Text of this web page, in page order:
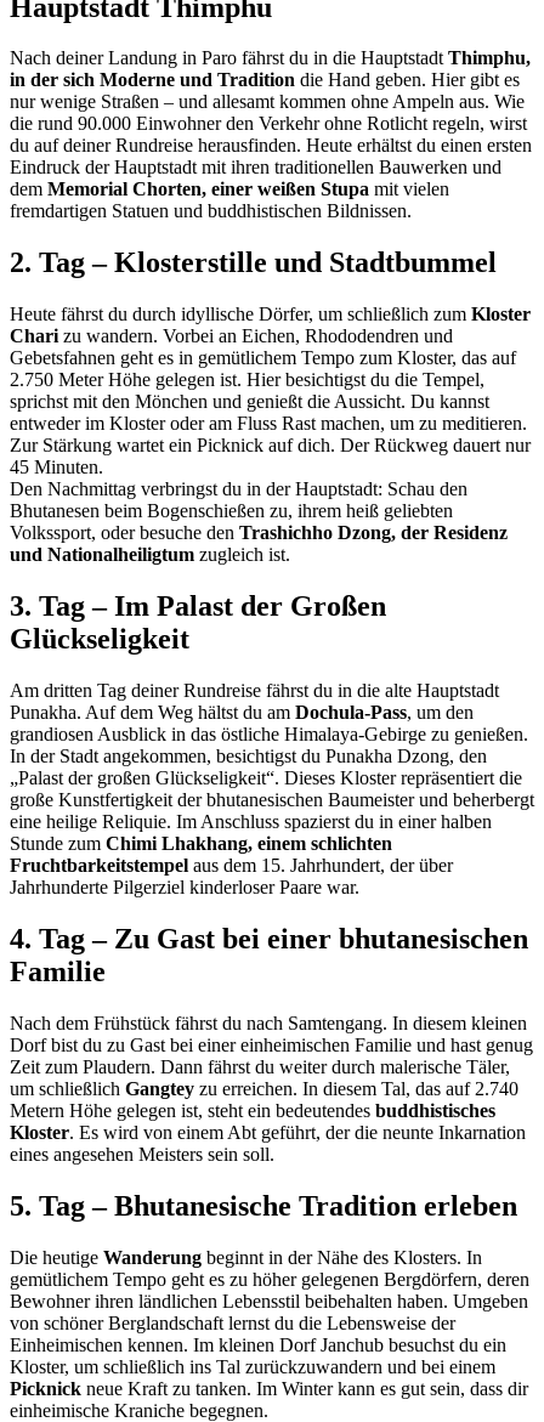
Hauptstadt Thimphu
Nach deiner Landung in Paro fährst du in die HauptstadtThimphu,
in der sich Moderne und Tradition die Hand geben. Hier gibt es
nur wenige Straßen – und allesamt kommen ohne Ampeln aus. Wie
die rund 90.000 Einwohner den Verkehr ohne Rotlicht regeln, wirst
du auf deiner Rundreise herausfinden. Heute erhältst du einen ersten
Eindruck der Hauptstadt mit ihren traditionellen Bauwerken und
dem Memorial Chorten, einer weißen Stupa mit vielen
fremdartigen Statuen und buddhistischen Bildnissen.
2. Tag – Klosterstille und Stadtbummel
Heute fährst du durch idyllische Dörfer, um schließlich zum Kloster
Chari zu wandern. Vorbei an Eichen, Rhododendren und
Gebetsfahnen geht es in gemütlichem Tempo zum Kloster, das auf
2.750 Meter Höhe gelegen ist. Hier besichtigst du die Tempel,
sprichst mit den Mönchen und genießt die Aussicht. Du kannst
entweder im Kloster oder am Fluss Rast machen, um zu meditieren.
Zur Stärkung wartet ein Picknick auf dich. Der Rückweg dauert nur
45 Minuten.
Den Nachmittag verbringst du in der Hauptstadt: Schau den
Bhutanesen beim Bogenschießen zu, ihrem heiß geliebten
Volkssport, oder besuche den Trashichho Dzong, der Residenz
und Nationalheiligtum zugleich ist.
3. Tag – Im Palast der Großen
Glückseligkeit
Am dritten Tag deiner Rundreise fährst du in die alte Hauptstadt
Punakha. Auf dem Weg hältst du am Dochula-Pass, um den
grandiosen Ausblick in das östliche Himalaya-Gebirge zu genießen.
In der Stadt angekommen, besichtigst du Punakha Dzong, den
„Palast der großen Glückseligkeit“. Dieses Kloster repräsentiert die
große Kunstfertigkeit der bhutanesischen Baumeister und beherbergt
eine heilige Reliquie. Im Anschluss spazierst du in einer halben
Stunde zum Chimi Lhakhang, einem schlichten
Fruchtbarkeitstempel aus dem 15. Jahrhundert, der über
Jahrhunderte Pilgerziel kinderloser Paare war.
4. Tag – Zu Gast bei einer bhutanesischen
Familie
Nach dem Frühstück fährst du nach Samtengang. In diesem kleinen
Dorf bist du zu Gast bei einer einheimischen Familie und hast genug
Zeit zum Plaudern. Dann fährst du weiter durch malerische Täler,
um schließlich Gangtey zu erreichen. In diesem Tal, das auf 2.740
Metern Höhe gelegen ist, steht ein bedeutendes buddhistisches
Kloster. Es wird von einem Abt geführt, der die neunte Inkarnation
eines angesehen Meisters sein soll.
5. Tag – Bhutanesische Tradition erleben
Die heutige Wanderung beginnt in der Nähe des Klosters. In
gemütlichem Tempo geht es zu höher gelegenen Bergdörfern, deren
Bewohner ihren ländlichen Lebensstil beibehalten haben. Umgeben
von schöner Berglandschaft lernst du die Lebensweise der
Einheimischen kennen. Im kleinen Dorf Janchub besuchst du ein
Kloster, um schließlich ins Tal zurückzuwandern und bei einem
Picknick neue Kraft zu tanken. Im Winter kann es gut sein, dass dir
einheimische Kraniche begegnen.